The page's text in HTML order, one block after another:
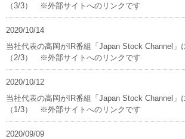
（3/3） ※外部サイトへのリンクです
2020/10/14
当社代表の高岡がIR番組「Japan Stock Channel」
（2/3） ※外部サイトへのリンクです
2020/10/12
当社代表の高岡がIR番組「Japan Stock Channel」
（1/3） ※外部サイトへのリンクです
2020/09/09